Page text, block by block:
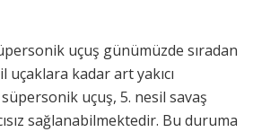
uçuş günümüzde sıradan
kadar art yakıcı
süpersonik uçuş, 5. nesil savaş
sağlanabilmektedir. Bu duruma